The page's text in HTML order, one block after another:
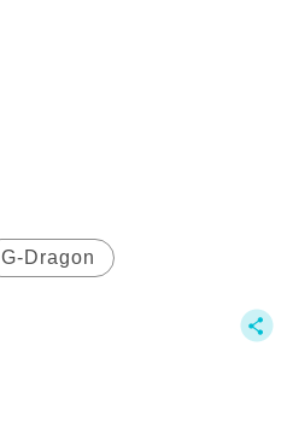
G-Dragon